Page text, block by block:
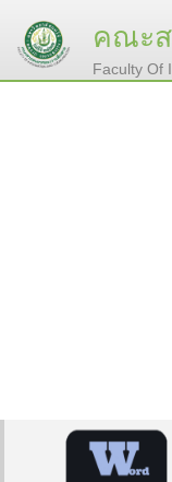
คณะส
Faculty Of